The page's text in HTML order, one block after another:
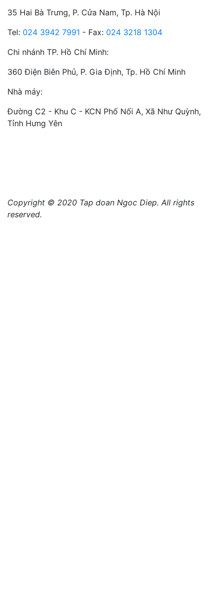
35 Hai Bà Trưng, P. Cửa Nam, Tp. Hà Nội
Tel: 024 3942 7991 - Fax: 024 3218 1304
Chi nhánh TP. Hồ Chí Minh:
360 Điện Biên Phủ, P. Gia Định, Tp. Hồ Chí Minh
Nhà máy:
Đường C2 - Khu C - KCN Phố Nối A, Xã Như Quỳnh,
Tỉnh Hưng Yên
Copyright © 2020 Tap doan Ngoc Diep. All rights
reserved.